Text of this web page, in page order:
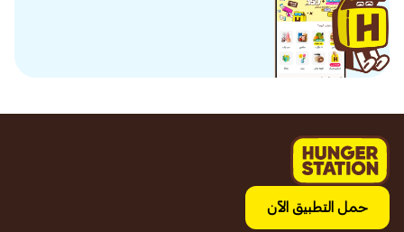
حمل التطبيق الآن